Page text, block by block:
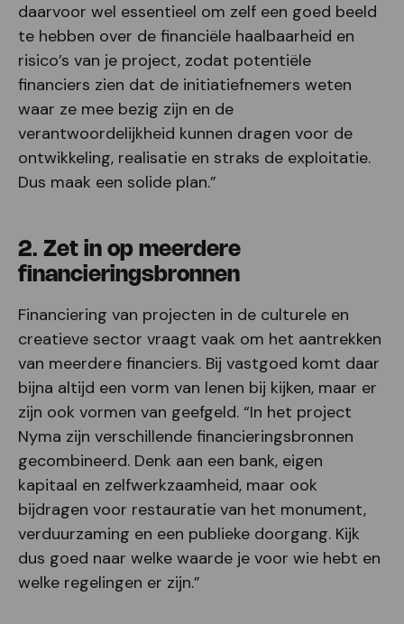
daarvoor wel essentieel om zelf een goed beeld
te hebben over de financiële haalbaarheid en
risico’s van je project, zodat potentiële
financiers zien dat de initiatiefnemers weten
waar ze mee bezig zijn en de
verantwoordelijkheid kunnen dragen voor de
ontwikkeling, realisatie en straks de exploitatie.
Dus maak een solide plan.”
2. Zet in op meerdere
financieringsbronnen
Financiering van projecten in de culturele en
creatieve sector vraagt vaak om het aantrekken
van meerdere financiers. Bij vastgoed komt daar
bijna altijd een vorm van lenen bij kijken, maar er
zijn ook vormen van geefgeld. “In het project
Nyma zijn verschillende financieringsbronnen
gecombineerd. Denk aan een bank, eigen
kapitaal en zelfwerkzaamheid, maar ook
bijdragen voor restauratie van het monument,
verduurzaming en een publieke doorgang. Kijk
dus goed naar welke waarde je voor wie hebt en
welke regelingen er zijn.”